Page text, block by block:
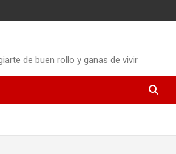
de buen rollo y ganas de vivir